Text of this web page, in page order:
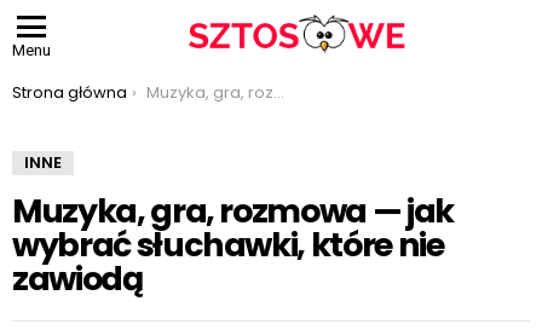
Menu
Jesteś tutaj:
Strona główna Muzyka, gra, rozmowa — jak wybrać słuchawki, które nie zawiodą
INNE
Muzyka, gra, rozmowa — jak
wybrać słuchawki, które nie
zawiodą